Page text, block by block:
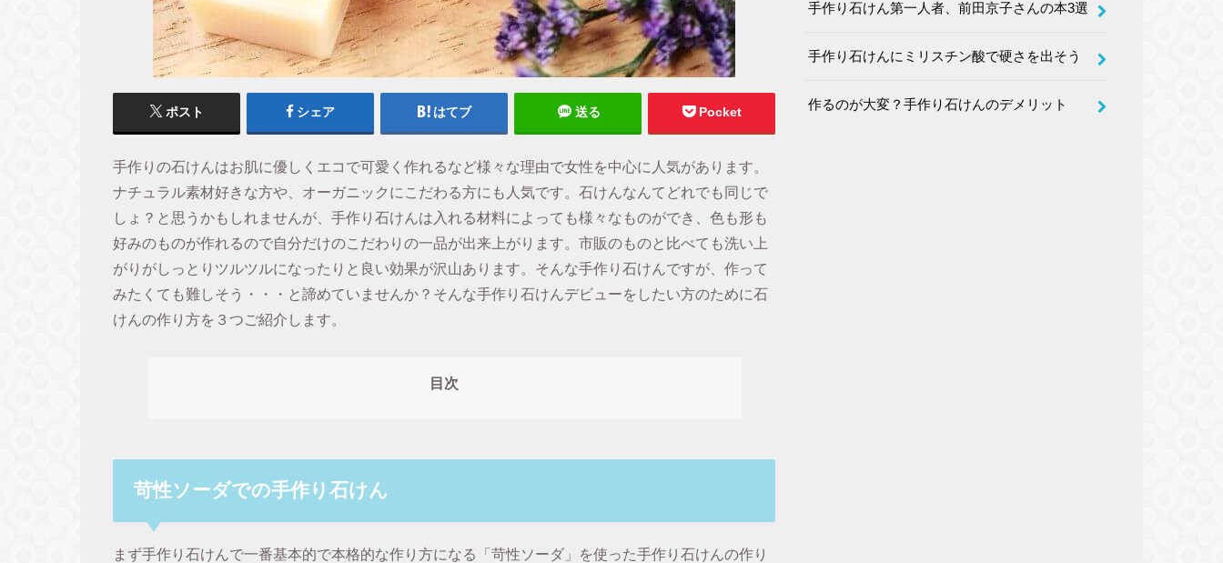
ポスト シェア はてブ 送る Pocket
手作りの石けんはお肌に優しくエコで可愛く作れるなど様々な理由で女性を中心に人気があります。
ナチュラル素材好きな方や、オーガニックにこだわる方にも人気です。石けんなんてどれでも同じで
しょ？と思うかもしれませんが、手作り石けんは入れる材料によっても様々なものができ、色も形も
好みのものが作れるので自分だけのこだわりの一品が出来上がります。市販のものと比べても洗い上
がりがしっとりツルツルになったりと良い効果が沢山あります。そんな手作り石けんですが、作って
みたくても難しそう・・・と諦めていませんか？そんな手作り石けんデビューをしたい方のために石
けんの作り方を３つご紹介します。
目次
苛性ソーダでの手作り石けん
まず手作り石けんで一番基本的で本格的な作り方になる「苛性ソーダ」を使った手作り石けんの作り
手作り石けん第一人者、前田京子さんの本3選
手作り石けんにミリスチン酸で硬さを出そう
作るのが大変？手作り石けんのデメリット